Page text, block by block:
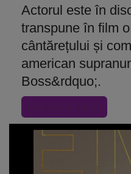
Actorul este în
transpune în film
cântărețului și
american
Boss&rdquo;.